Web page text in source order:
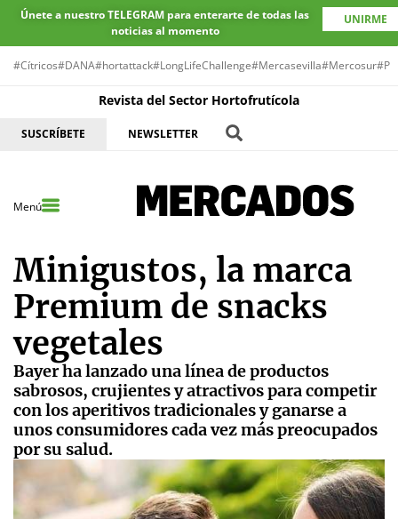
Únete a nuestro TELEGRAM para enterarte de todas las
noticias al momento
UNIRME
#Cítricos#DANA#hortattack#LongLifeChallenge#Mercasevilla#Mercosur
Revista del Sector Hortofrutícola
SUSCRÍBETE NEWSLETTER
Menú
Minigustos, la marca
Premium de snacks
vegetales
Bayer ha lanzado una línea de productos
sabrosos, crujientes y atractivos para competir
con los aperitivos tradicionales y ganarse a
unos consumidores cada vez más preocupados
por su salud.